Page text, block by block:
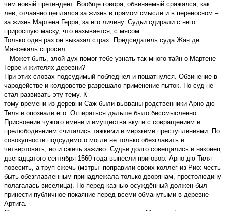
чем новый претендент. Вообще говоря, обвиняемый сражался, как
лев, отчаянно цеплялся за жизнь в прямом смысле и в переносном –
за жизнь Мартена Герра, за его личину. Судьи сдирали с него
приросшую маску, что называется, с мясом.
Только один раз он выказал страх. Председатель суда Жан де
Мансекаль спросил:
– Может быть, злой дух помог тебе узнать так много тайн о Мартене
Герре и жителях деревни?
При этих словах подсудимый побледнел и пошатнулся. Обвинение в
чародействе и колдовстве разрешало применение пыток. Но суд не
стал развивать эту тему. К
тому времени из деревни Саж были вызваны родственники Арно дю
Тиля и опознали его. Отпираться дальше было бессмысленно.
Присвоение чужого имени и имущества вкупе с совращением и
прелюбодеянием считались тяжкими и мерзкими преступлениями. По
совокупности подсудимого могли не только обезглавить и
четвертовать, но и сжечь заживо. Судьи долго совещались и наконец
двенадцатого сентября 1560 года вынесли приговор: Арно дю Тиля
повесить, а труп сжечь (мэтры поправили своих коллег из Рио: честь
быть обезглавленным принадлежала только дворянам, простолюдину
полагалась виселица). Но перед казнью осуждённый должен был
принести публичное покаяние перед всеми обманутыми в деревне
Артига.